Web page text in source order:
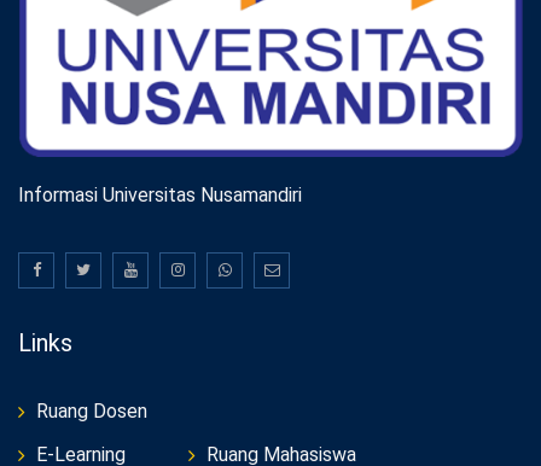
Informasi Universitas Nusamandiri
Links
Ruang Dosen
E-Learning
Ruang Mahasiswa